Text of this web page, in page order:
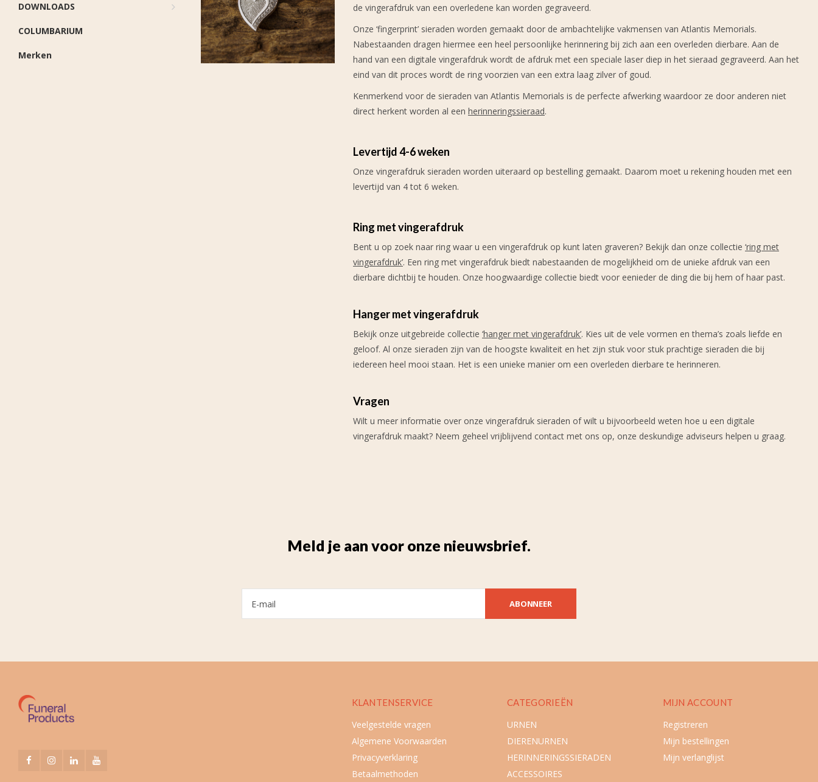
DOWNLOADS
COLUMBARIUM
Merken
de vingerafdruk van een overledene kan worden gegraveerd.
Onze ‘fingerprint’ sieraden worden gemaakt door de ambachtelijke vakmensen van Atlantis Memorials.
Nabestaanden dragen hiermee een heel persoonlijke herinnering bij zich aan een overleden dierbare. Aan de
hand van een digitale vingerafdruk wordt de afdruk met een speciale laser diep in het sieraad gegraveerd. Aan het
eind van dit proces wordt de ring voorzien van een extra laag zilver of goud.
Kenmerkend voor de sieraden van Atlantis Memorials is de perfecte afwerking waardoor ze door anderen niet
direct herkent worden al een herinneringssieraad.
Levertijd 4-6 weken
Onze vingerafdruk sieraden worden uiteraard op bestelling gemaakt. Daarom moet u rekening houden met een
levertijd van 4 tot 6 weken.
Ring met vingerafdruk
Bent u op zoek naar ring waar u een vingerafdruk op kunt laten graveren? Bekijk dan onze collectie ‘ring met
vingerafdruk’. Een ring met vingerafdruk biedt nabestaanden de mogelijkheid om de unieke afdruk van een
dierbare dichtbij te houden. Onze hoogwaardige collectie biedt voor eenieder de ding die bij hem of haar past.
Hanger met vingerafdruk
Bekijk onze uitgebreide collectie ‘hanger met vingerafdruk’. Kies uit de vele vormen en thema’s zoals liefde en
geloof. Al onze sieraden zijn van de hoogste kwaliteit en het zijn stuk voor stuk prachtige sieraden die bij
iedereen heel mooi staan. Het is een unieke manier om een overleden dierbare te herinneren.
Vragen
Wilt u meer informatie over onze vingerafdruk sieraden of wilt u bijvoorbeeld weten hoe u een digitale
vingerafdruk maakt? Neem geheel vrijblijvend contact met ons op, onze deskundige adviseurs helpen u graag.
Meld je aan voor onze nieuwsbrief.
ABONNEER
KLANTENSERVICE
Veelgestelde vragen
Algemene Voorwaarden
Privacyverklaring
Betaalmethoden
CATEGORIEËN
URNEN
DIERENURNEN
HERINNERINGSSIERADEN
ACCESSOIRES
MIJN ACCOUNT
Registreren
Mijn bestellingen
Mijn verlanglijst